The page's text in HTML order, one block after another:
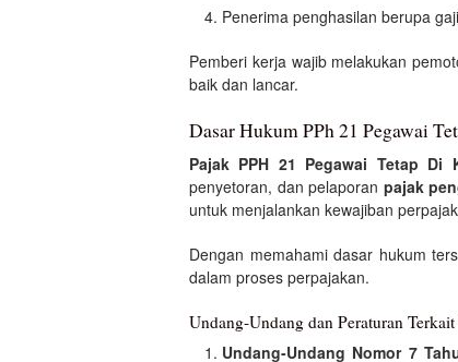
Penerima penghasilan berupa
Pemberi kerja wajib melakukan
baik dan lancar.
Dasar Hukum PPh 21 Pegawai
Pajak PPH 21 Pegawai Tetap Di
penyetoran, dan pelaporan pajak
untuk menjalankan kewajiban
Dengan memahami dasar hukum
dalam proses perpajakan.
Undang-Undang dan Peraturan
Undang-Undang Nomor 7